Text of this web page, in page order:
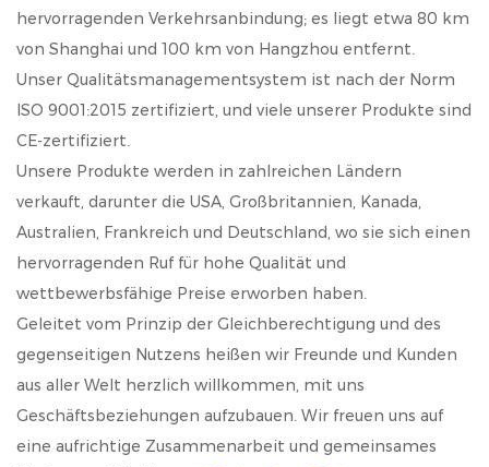
hervorragenden Verkehrsanbindung; es liegt etwa 80 km
von Shanghai und 100 km von Hangzhou entfernt.
Unser Qualitätsmanagementsystem ist nach der Norm
ISO 9001:2015 zertifiziert, und viele unserer Produkte sind
CE-zertifiziert.
Unsere Produkte werden in zahlreichen Ländern
verkauft, darunter die USA, Großbritannien, Kanada,
Australien, Frankreich und Deutschland, wo sie sich einen
hervorragenden Ruf für hohe Qualität und
wettbewerbsfähige Preise erworben haben.
Geleitet vom Prinzip der Gleichberechtigung und des
gegenseitigen Nutzens heißen wir Freunde und Kunden
aus aller Welt herzlich willkommen, mit uns
Geschäftsbeziehungen aufzubauen. Wir freuen uns auf
eine aufrichtige Zusammenarbeit und gemeinsames